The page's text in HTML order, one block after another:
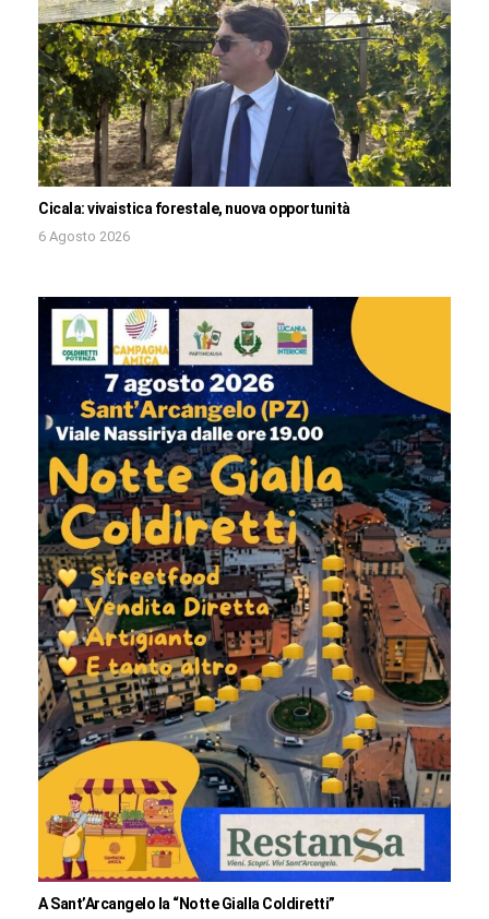
Cicala: vivaistica forestale, nuova opportunità
6 Agosto 2026
A Sant’Arcangelo la “Notte Gialla Coldiretti”